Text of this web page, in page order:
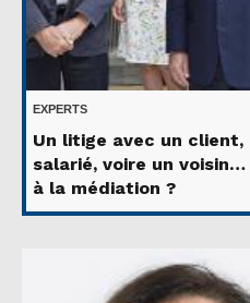
EXPERTS
Un litige avec un client,
salarié, voire un
à la médiation ?